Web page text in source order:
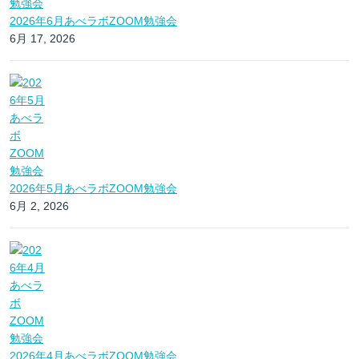
2026年6月あべラボZOOM勉強会
6月 17, 2026
2026年5月あべラボZOOM勉強会
6月 2, 2026
2026年4月あべラボZOOM勉強会